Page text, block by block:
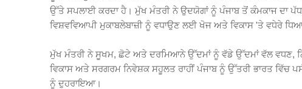
ਉੱਤੇ ਸਪਲਾਈ ਕਰਦਾ ਹੈ। ਮੁੱਖ ਮੰਤਰੀ ਨੇ ਉਦਯੋਗਾਂ ਨੂੰ ਪੰਜਾਬ ਤੋਂ ਕੰਮਕਾਜ ਦਾ
ਵਿਸ਼ਵਵਿਆਪੀ ਮੁਕਾਬਲੇਬਾਜ਼ੀ ਨੂੰ ਵਧਾਉਣ ਲਈ ਖੋਜ ਅਤੇ ਵਿਕਾਸ 'ਤੇ ਵਧੇਰੇ
ਮੁੱਖ ਮੰਤਰੀ ਨੇ ਸੂਖਮ, ਛੋਟੇ ਅਤੇ ਦਰਮਿਆਨੇ ਉੱਦਮਾਂ ਨੂੰ ਵੱਡੇ ਉੱਦਮਾਂ ਵੱਲ ਵਧਣ,
ਵਿਕਾਸ ਅਤੇ ਸਰਗਰਮ ਨਿਵੇਸ਼ਕ ਸਹੂਲਤ ਰਾਹੀਂ ਪੰਜਾਬ ਨੂੰ ਉੱਤਰੀ ਭਾਰਤ ਵਿੱਚ
ਨੂੰ ਦੁਹਰਾਇਆ।